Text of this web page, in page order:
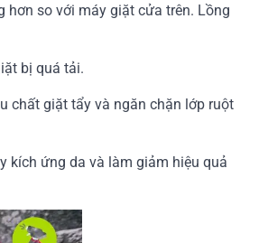
hơn so với máy giặt cửa trên. Lồng
bị quá tải.
chất giặt tẩy và ngăn chặn lớp ruột
kích ứng da và làm giảm hiệu quả